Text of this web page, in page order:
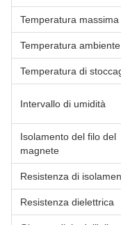
Temperatura massima
Temperatura ambiente
Temperatura di
Intervallo di umidità
Isolamento del filo del
magnete
Resistenza di
Resistenza dielettrica